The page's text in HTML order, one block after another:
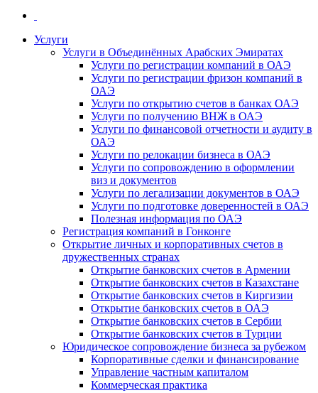
Услуги
Услуги в Объединённых Арабских Эмиратах
Услуги по регистрации компаний в ОАЭ
Услуги по регистрации фризон компаний в
ОАЭ
Услуги по открытию счетов в банках ОАЭ
Услуги по получению ВНЖ в ОАЭ
Услуги по финансовой отчетности и аудиту в
ОАЭ
Услуги по релокации бизнеса в ОАЭ
Услуги по сопровождению в оформлении
виз и документов
Услуги по легализации документов в ОАЭ
Услуги по подготовке доверенностей в ОАЭ
Полезная информация по ОАЭ
Регистрация компаний в Гонконге
Открытие личных и корпоративных счетов в
дружественных странах
Открытие банковских счетов в Армении
Открытие банковских счетов в Казахстане
Открытие банковских счетов в Киргизии
Открытие банковских счетов в ОАЭ
Открытие банковских счетов в Сербии
Открытие банковских счетов в Турции
Юридическое сопровождение бизнеса за рубежом
Корпоративные сделки и финансирование
Управление частным капиталом
Коммерческая практика